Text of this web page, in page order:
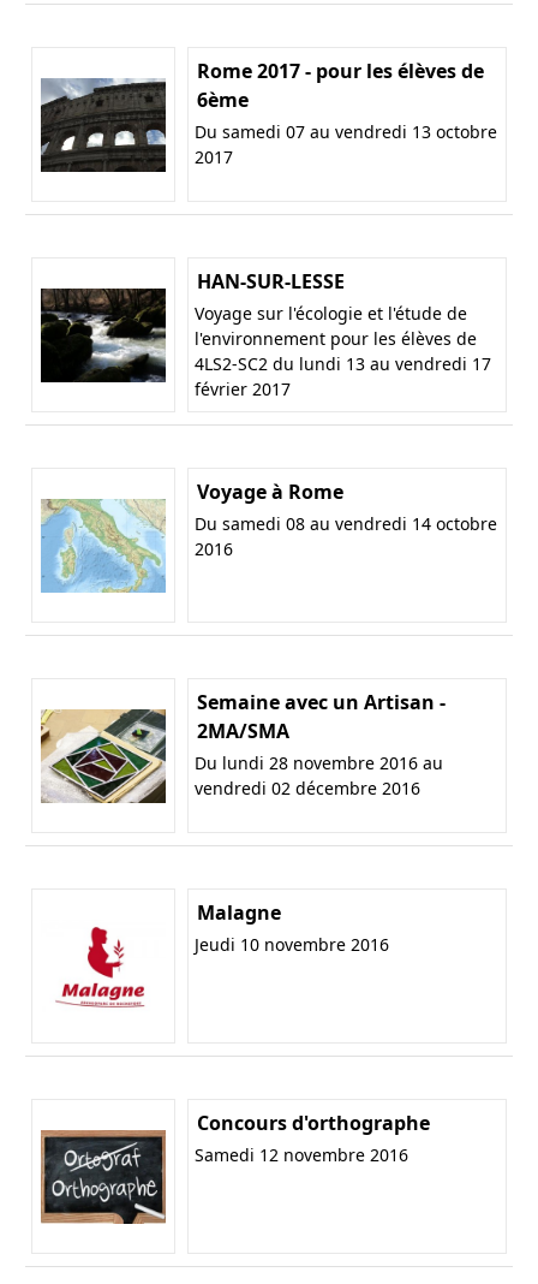
Rome 2017 - pour les élèves de
6ème
Du samedi 07 au vendredi 13 octobre
2017
HAN-SUR-LESSE
Voyage sur l'écologie et l'étude de
l'environnement pour les élèves de
4LS2-SC2 du lundi 13 au vendredi 17
février 2017
Voyage à Rome
Du samedi 08 au vendredi 14 octobre
2016
Semaine avec un Artisan -
2MA/SMA
Du lundi 28 novembre 2016 au
vendredi 02 décembre 2016
Malagne
Jeudi 10 novembre 2016
Concours d'orthographe
Samedi 12 novembre 2016